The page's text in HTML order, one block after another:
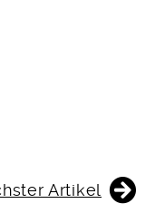
Artikel